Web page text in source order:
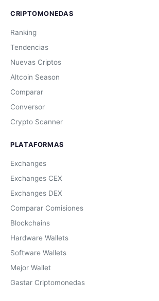
CRIPTOMONEDAS
Ranking
Tendencias
Nuevas Criptos
Altcoin Season
Comparar
Conversor
Crypto Scanner
PLATAFORMAS
Exchanges
Exchanges CEX
Exchanges DEX
Comparar Comisiones
Blockchains
Hardware Wallets
Software Wallets
Mejor Wallet
Gastar Criptomonedas